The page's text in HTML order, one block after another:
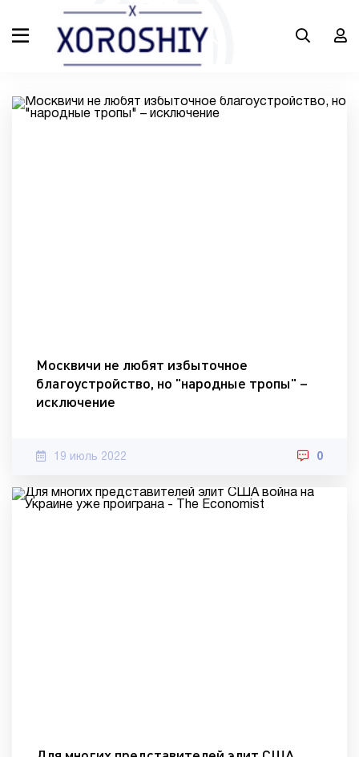
Москвичи не любят избыточное
благоустройство, но "народные тропы" –
исключение
19 июль 2022 0